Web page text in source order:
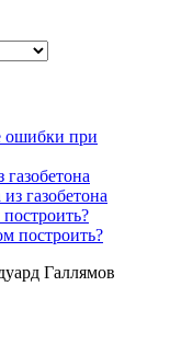
ошибки при
газобетона
построить?
Галлямов